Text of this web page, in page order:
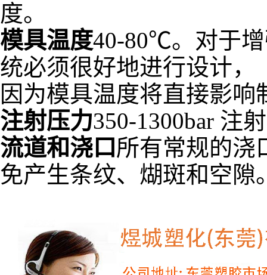
度。
模具温度40-80℃。对于
统必须很好地进行设计，
因为模具温度将直接影
注射压力350-1300bar 注
流道和浇口 所有常规的浇
免产生条纹、煳斑和空隙